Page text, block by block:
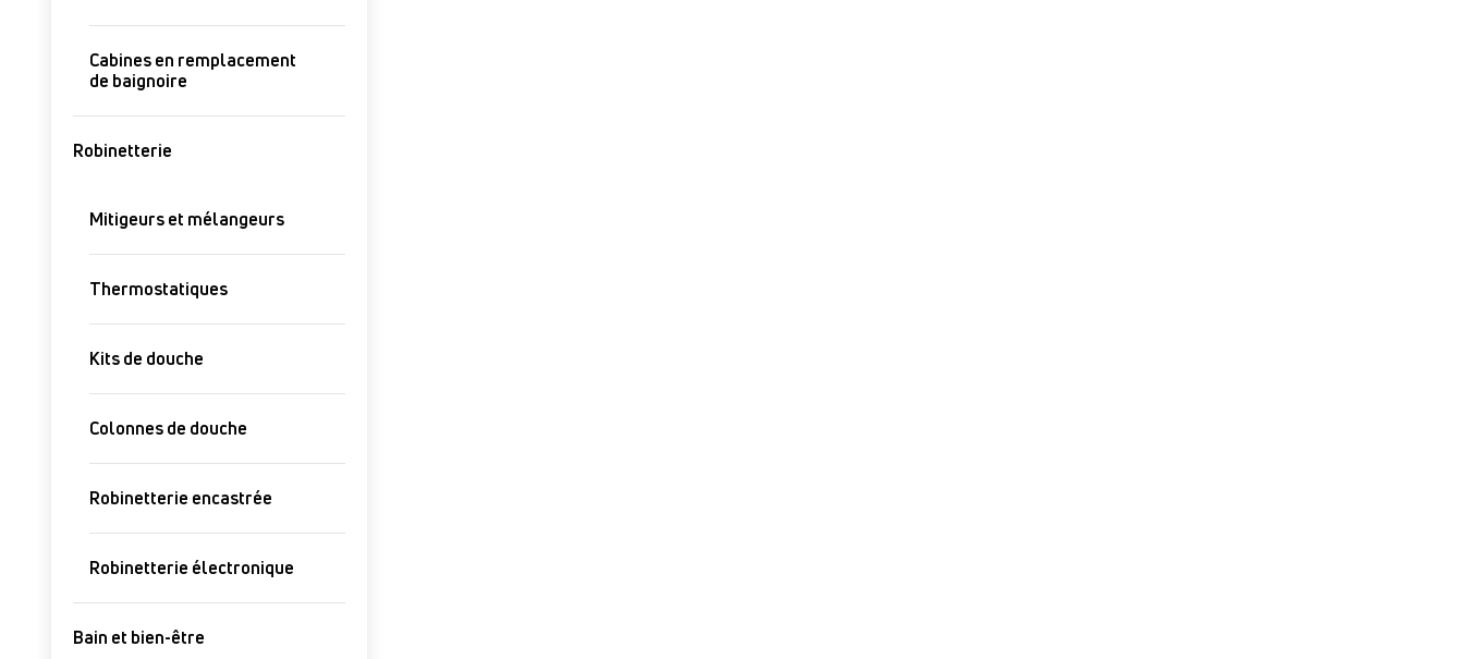
Cabines en remplacement
de baignoire
Robinetterie
Mitigeurs et mélangeurs
Thermostatiques
Kits de douche
Colonnes de douche
Robinetterie encastrée
Robinetterie électronique
Bain et bien-être